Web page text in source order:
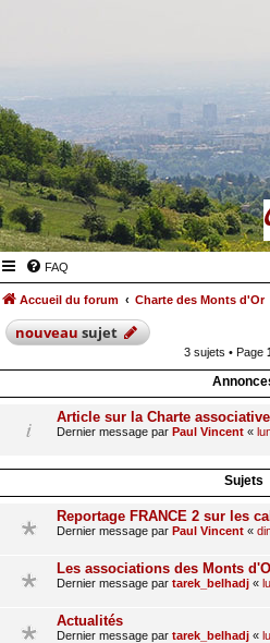
FAQ
Accueil du forum Charte des Monts d'Or
nouveausujet
3 sujets • Page
Article sur la Charte
Dernier message par Paul Vincent «
Sujets
Reportage FRANCE 2 sur les
Dernier message par Paul Vincent «
Les associations des Monts
Dernier message par tarek_belhadj «
Actualités
Dernier message par tarek_belhadj «